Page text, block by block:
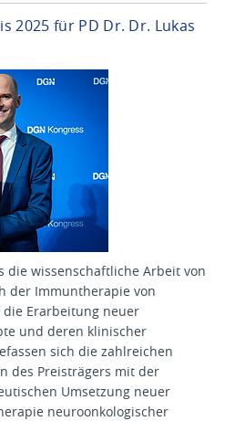
2025 für PD Dr. Dr. Lukas
die wissenschaftliche Arbeit von
der Immuntherapie von
Erarbeitung neuer
und deren klinischer
sich die zahlreichen
des Preisträgers mit der
Umsetzung neuer
neuroonkologischer